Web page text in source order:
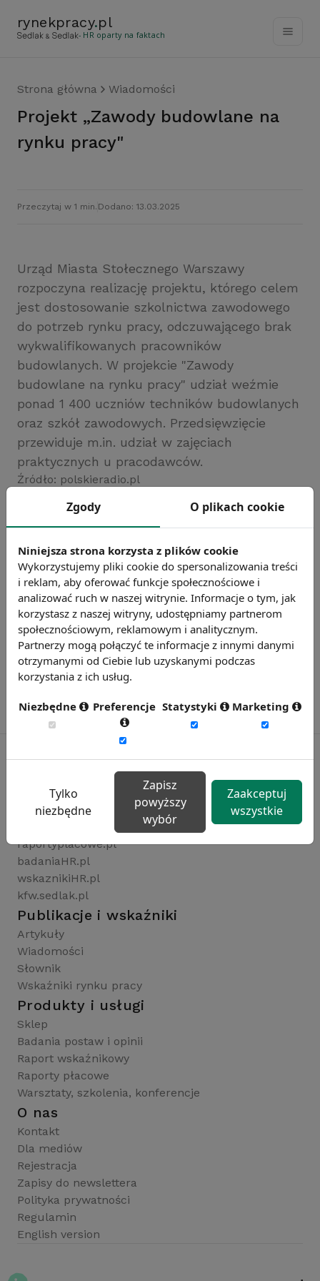
rynekpracy.pl
- HR oparty na faktach
Strona główna Wiadomości
Projekt „Zawody budowlane na
rynku pracy"
Przeczytaj w 1 min. Dodano: 13.03.2025
Urząd Miasta Stołecznego Warszawy
rozpoczyna realizację projektu, którego celem
jest dostosowanie szkolnictwa zawodowego
do potrzeb rynku pracy, odczuwającego brak
wykwalifikowanych pracowników
budowlanych. W projekcie "Zawody
budowlane na rynku pracy" udział weźmie
ponad 1 400 uczniów techników budowlanych
oraz szkół zawodowych. Przedsięwzięcie
przewiduje m.in. udział w zajęciach
praktycznych u pracodawców.
Źródło: polskieradio.pl
Chcesz wiedzieć więcej?
Rynekpracy.pl
sedlak.pl
raportyplacowe.pl
badaniaHR.pl
wskaznikiHR.pl
kfw.sedlak.pl
Publikacje i wskaźniki
Artykuły
Wiadomości
Słownik
Wskaźniki rynku pracy
Produkty i usługi
Sklep
Badania postaw i opinii
Raport wskaźnikowy
Raporty płacowe
Warsztaty, szkolenia, konferencje
O nas
Kontakt
Dla mediów
Rejestracja
Zapisy do newslettera
Polityka prywatności
Regulamin
English version
Zgody O plikach cookie
Niniejsza strona korzysta z plików cookie
Wykorzystujemy pliki cookie do spersonalizowania treści
i reklam, aby oferować funkcje społecznościowe i
analizować ruch w naszej witrynie. Informacje o tym, jak
korzystasz z naszej witryny, udostępniamy partnerom
społecznościowym, reklamowym i analitycznym.
Partnerzy mogą połączyć te informacje z innymi danymi
otrzymanymi od Ciebie lub uzyskanymi podczas
korzystania z ich usług.
Niezbędne Preferencje Statystyki Marketing
Tylko
niezbędne
Zapisz
powyższy
wybór
Zaakceptuj
wszystkie